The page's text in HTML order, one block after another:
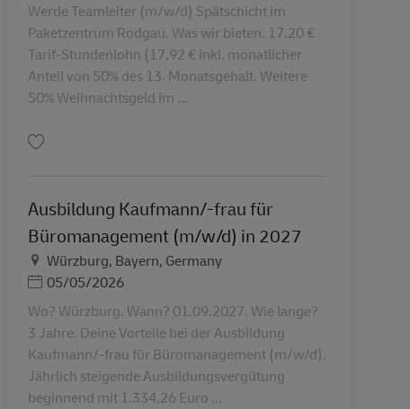
Werde Teamleiter (m/w/d) Spätschicht im
Paketzentrum Rodgau. Was wir bieten. 17,20 €
Tarif-Stundenlohn (17,92 € inkl. monatlicher
Anteil von 50% des 13. Monatsgehalt. Weitere
50% Weihnachtsgeld im ...
Ausbildung Kaufmann/-frau für
Büromanagement (m/w/d) in 2027
Địa điểm
Würzburg, Bayern, Germany
Posted Date
05/05/2026
Wo? Würzburg. Wann? 01.09.2027. Wie lange?
3 Jahre. Deine Vorteile bei der Ausbildung
Kaufmann/-frau für Büromanagement (m/w/d).
Jährlich steigende Ausbildungsvergütung
beginnend mit 1.334,26 Euro ...